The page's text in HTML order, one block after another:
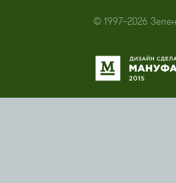
© 1997–2026